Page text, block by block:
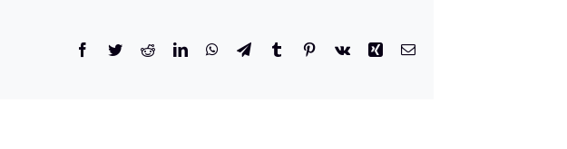
Facebook
TwitterRedditLinkedInWhatsApp
TelegramTumblr Pinterest
Vk Xing E-